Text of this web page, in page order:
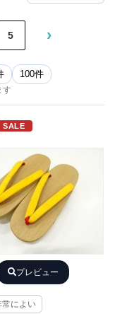
5 ›
100件
す
SALE
プレビュー
常によい